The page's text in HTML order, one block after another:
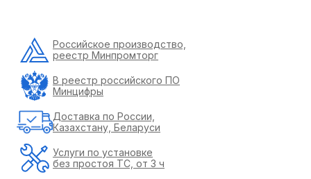
Российское производство,
реестр Минпромторг
В реестр российского ПО
Минцифры
Доставка по России,
Казахстану, Беларуси
Услуги по установке
без простоя ТС, от 3 ч